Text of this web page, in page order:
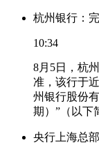
杭州银行：
10:34
8月5日，杭
准，该行于
州银行股份
期）”（以下
央行上海总